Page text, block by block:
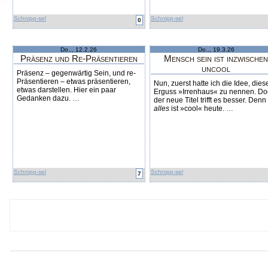
Schnipp-sel
Schnipp-sel 0
Do.., 19.3.26
Mensch sein ist inzwischen
uncool
Nun, zuerst hatte ich die Idee,
Erguss »Irrenhaus« zu nennen.
der neue Titel trifft es besser. Denn
allesist »cool« heute.
Schnipp-sel
Do.., 12.2.26
Präsenz und Re-Präsentieren
Präsenz – gegenwärtig Sein, und re-
Präsentieren – etwas präsentieren,
etwas darstellen. Hier ein paar
Gedanken dazu.
Schnipp-sel 7